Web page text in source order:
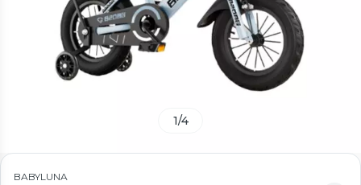
1/4
BABYLUNA